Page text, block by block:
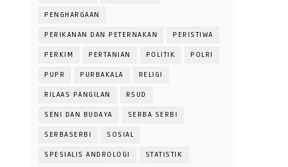
PENGHARGAAN
PERIKANAN DAN PETERNAKAN PERISTIWA
PERKIM PERTANIAN POLITIK POLRI
PUPR PURBAKALA RELIGI
RILAAS PANGILAN RSUD
SENI DAN BUDAYA SERBA SERBI
SERBASERBI SOSIAL
SPESIALIS ANDROLOGI STATISTIK